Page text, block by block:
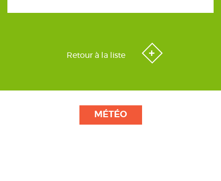
Retour à la liste
MÉTÉO